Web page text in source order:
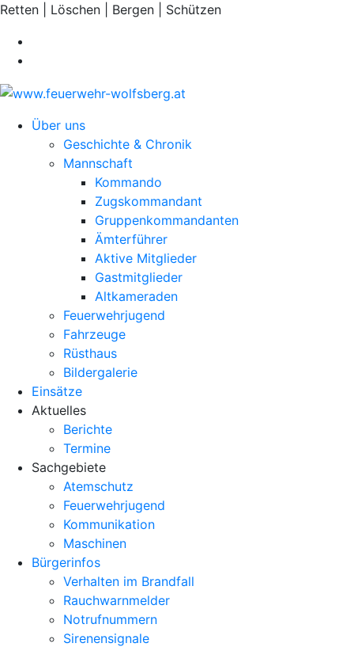
Retten | Löschen | Bergen | Schützen
Über uns
Geschichte & Chronik
Mannschaft
Kommando
Zugskommandant
Gruppenkommandanten
Ämterführer
Aktive Mitglieder
Gastmitglieder
Altkameraden
Feuerwehrjugend
Fahrzeuge
Rüsthaus
Bildergalerie
Einsätze
Aktuelles
Berichte
Termine
Sachgebiete
Atemschutz
Feuerwehrjugend
Kommunikation
Maschinen
Bürgerinfos
Verhalten im Brandfall
Rauchwarnmelder
Notrufnummern
Sirenensignale